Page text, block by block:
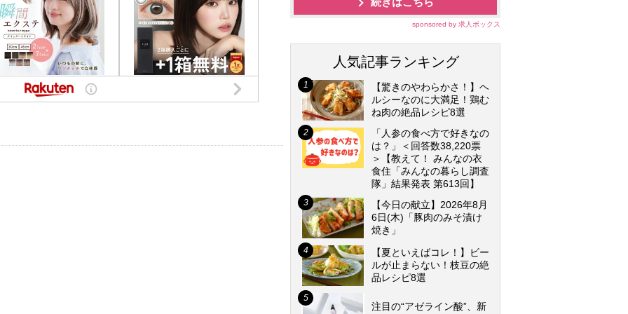
sponsored by 求人ボックス
人気記事ランキング
【驚きのやわらかさ！】ヘ
ルシーなのに大満足！鶏む
ね肉の絶品レシピ8選
「人参の食べ方で好きなの
は？」＜回答数38,220票
＞【教えて！ みんなの衣
食住「みんなの暮らし調査
隊」結果発表 第613回】
【今日の献立】2026年8月
6日(木)「豚肉のみそ漬け
焼き」
【夏といえばコレ！】ビー
ルが止まらない！枝豆の絶
品レシピ8選
注目の“アゼライン酸”、新